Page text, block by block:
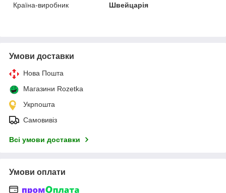
Країна-виробник
Швейцарія
Умови доставки
Нова Пошта
Магазини Rozetka
Укрпошта
Самовивіз
Всі умови доставки
Умови оплати